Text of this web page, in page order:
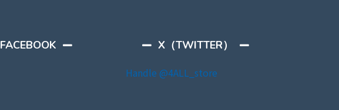
FACEBOOK
X（TWITTER）
Handle @4ALL_store